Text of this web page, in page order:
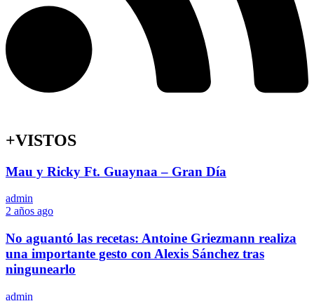
+VISTOS
Mau y Ricky Ft. Guaynaa – Gran Día
admin
2 años ago
No aguantó las recetas: Antoine Griezmann realiza
una importante gesto con Alexis Sánchez tras
ningunearlo
admin